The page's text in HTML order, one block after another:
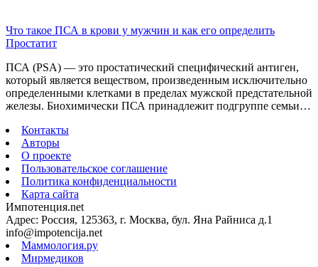
Что такое ПСА в крови у мужчин и как его определить
Простатит
ПСА (PSA) — это простатический специфический антиген,
который является веществом, произведенным исключительно
определенными клетками в пределах мужской предстательной
железы. Биохимически ПСА принадлежит подгруппе семьи…
Контакты
Авторы
О проекте
Пользовательское соглашение
Политика конфиденциальности
Карта сайта
Импотенция.net
Адрес: Россия, 125363, г. Москва, бул. Яна Райниса д.1
info@impotencija.net
Маммология.ру
Мирмедиков